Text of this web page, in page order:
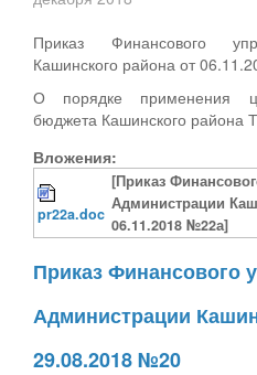
Приказ Финансового
Кашинского района от
О порядке применения
бюджета Кашинского района
Вложения:
pr22a.doc
[Приказ
Администрации
06.11.2018 №22а]
Приказ Финансового
Администрации
29.08.2018 №20